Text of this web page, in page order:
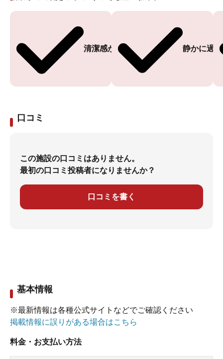
清潔感がある 静かに過
口コミ
この施設の口コミはありません。
最初の口コミ投稿者になりませんか？
口コミを書く
基本情報
※最新情報は各種公式サイトなどでご確認ください
掲載情報に誤りがある場合はこちら
料金・お支払い方法